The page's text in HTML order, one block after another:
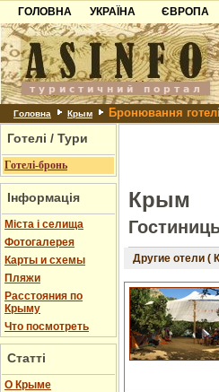
ГОЛОВНА
УКРАЇНА
Карпати
Азов
Причорноморря
Шацьк
ЄВРОПА
Чорногорія
Хорватія
Болгарія
Албанія
Головна Крым Бронювання
Готелі / Тури
Готелі-бронь
Інформація
Міста і селища
Фотогалерея
Карты и схемы
Пляжи
Расстояния по
Крыму
Что посмотреть
Статті
О Крыме
Крым
Другие отели (